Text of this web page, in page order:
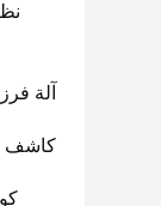
آلة
كاشف